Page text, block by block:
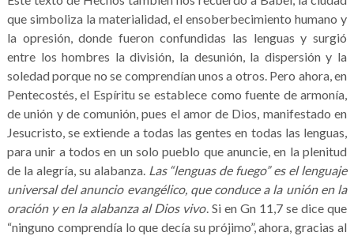
que simboliza la materialidad, el ensoberbecimiento humano y
la opresión, donde fueron confundidas las lenguas y surgió
entre los hombres la división, la desunión, la dispersión y la
soledad porque no se comprendían unos a otros. Pero ahora, en
Pentecostés, el Espíritu se establece como fuente de armonía,
de unión y de comunión, pues el amor de Dios, manifestado en
Jesucristo, se extiende a todas las gentes en todas las lenguas,
para unir a todos en un solo pueblo que anuncie, en la plenitud
de la alegría, su alabanza. Las “lenguas de fuego” es el lenguaje
universal del anuncio evangélico, que conduce a la unión en la
oración y en la alabanza al Dios vivo. Si en Gn 11,7 se dice que
“ninguno comprendía lo que decía su prójimo”, ahora, gracias al